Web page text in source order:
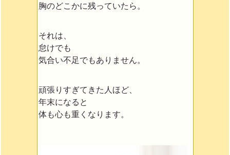
胸のどこかに残っていたら。
それは、
怠けでも
気合い不足でもありません。
頑張りすぎてきた人ほど、
年末になると
体も心も重くなります。